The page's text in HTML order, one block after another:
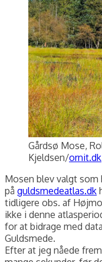
Gårdsø Mose,
Kjeldsen/ornit.dk
Mosen blev valgt
på guldsmedeatlas.dk
tidligere obs. af
ikke i denne
for at bidrage med
Guldsmede.
Efter at jeg nåede